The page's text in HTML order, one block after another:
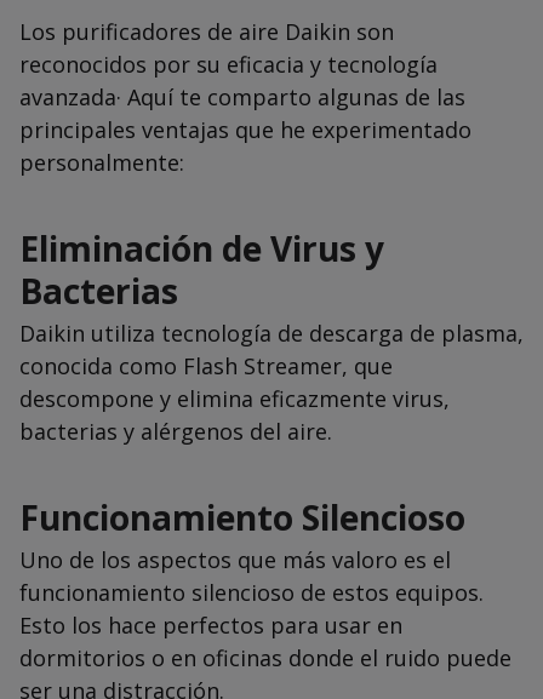
Los purificadores de aire Daikin son
reconocidos por su eficacia y tecnología
avanzada· Aquí te comparto algunas de las
principales ventajas que he experimentado
personalmente:
Eliminación de Virus y
Bacterias
Daikin utiliza tecnología de descarga de plasma,
conocida como Flash Streamer, que
descompone y elimina eficazmente virus,
bacterias y alérgenos del aire.
Funcionamiento Silencioso
Uno de los aspectos que más valoro es el
funcionamiento silencioso de estos equipos.
Esto los hace perfectos para usar en
dormitorios o en oficinas donde el ruido puede
ser una distracción.